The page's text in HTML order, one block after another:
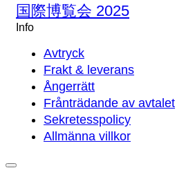
国際博覧会 2025
Info
Avtryck
Frakt & leverans
Ångerrätt
Frånträdande av avtalet
Sekretesspolicy
Allmänna villkor